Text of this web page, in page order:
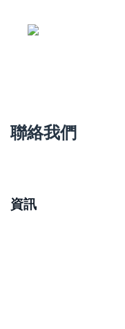
聯絡我們
資訊